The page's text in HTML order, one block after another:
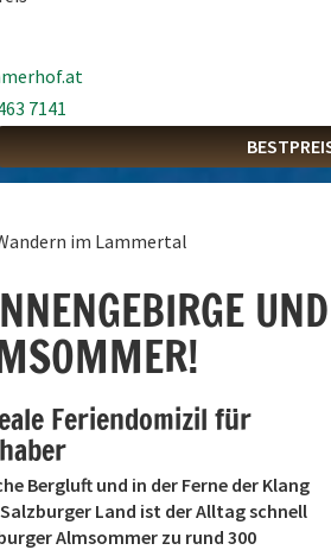
27 28 29 30 31 1 2
3 4 5 6 7 8 9
17 18 19 20
24 25 26 27 28 29 30
31 1 2 3 4 5 6
7141
im Lammertal
Feriendomizil für
Bergluft und in der Ferne der Klang
Land ist der Alltag schnell
Almsommer zu rund 300